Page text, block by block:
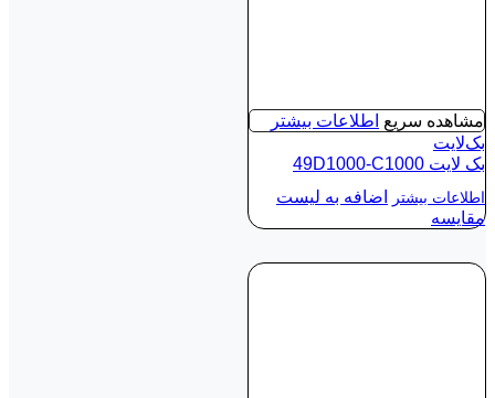
مشاهده سریع اطلاعات بیشتر
بک‌لایت
بک لايت 49D1000-C1000
اطلاعات بیشتر
اضافه به لیست
مقایسه